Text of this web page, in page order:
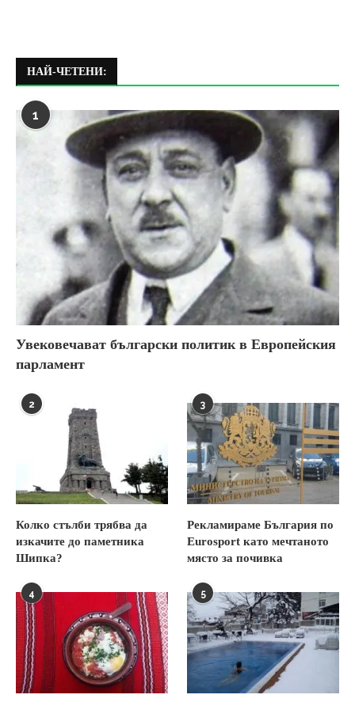
НАЙ-ЧЕТЕНИ:
1
Увековечават български политик в Европейския
парламент
2
Колко стълби трябва да
изкачите до паметника
Шипка?
3
Рекламираме България по
Eurosport като мечтаното
място за почивка
4 5